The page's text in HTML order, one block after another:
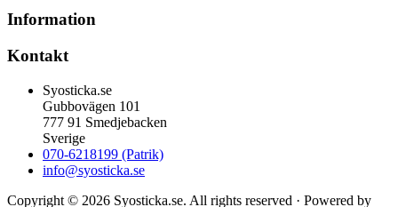
Information
Kontakt
Syosticka.se
Gubbovägen 101
777 91 Smedjebacken
Sverige
070-6218199 (Patrik)
info@syosticka.se
Copyright © 2026 Syosticka.se. All rights reserved · Powered by